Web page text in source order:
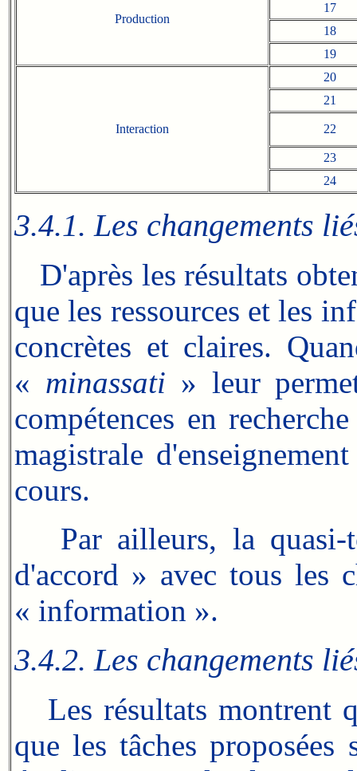
Production
17
18
19
Interaction
20
21
22
23
24
3.4.1. Les changements
D'après les résultats
que les ressources et les
concrètes et claires.
« minassati » leur
compétences en
magistrale
cours.
Par ailleurs, la quasi-
d'accord » avec tous les
« information ».
3.4.2. Les changements
Les résultats montrent
que les tâches